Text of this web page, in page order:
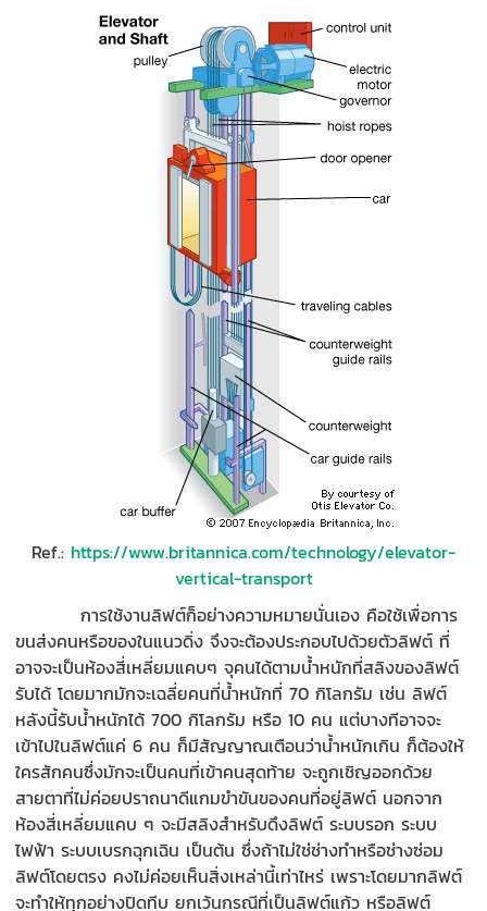
Ref.: https://www.britannica.com/technology/elevator-
vertical-transport
การใช้งานลิฟต์ก็อย่างความหมายนั่นเอง คือใช้เพื่อการ
ขนส่งคนหรือของในแนวดิ่ง จึงจะต้องประกอบไปด้วยตัวลิฟต์ ที่
อาจจะเป็นห้องสี่เหลี่ยมแคบๆ จุคนได้ตามน้ำหนักที่สลิงของลิฟต์
รับได้ โดยมากมักจะเฉลี่ยคนที่น้ำหนักที่ 70 กิโลกรัม เช่น ลิฟต์
หลังนี้รับน้ำหนักได้ 700 กิโลกรัม หรือ 10 คน แต่บางทีอาจจะ
เข้าไปในลิฟต์แค่ 6 คน ก็มีสัญญาณเตือนว่าน้ำหนักเกิน ก็ต้องให้
ใครสักคนซึ่งมักจะเป็นคนที่เข้าคนสุดท้าย จะถูกเชิญออกด้วย
สายตาที่ไม่ค่อยปราถนาดีแกมขำขันของคนที่อยู่ลิฟต์ นอกจาก
ห้องสี่เหลี่ยมแคบ ๆ จะมีสลิงสำหรับดึงลิฟต์ ระบบรอก ระบบ
ไฟฟ้า ระบบเบรกฉุกเฉิน เป็นต้น ซึ่งถ้าไม่ใช่ช่างทำหรือช่างซ่อม
ลิฟต์โดยตรง คงไม่ค่อยเห็นสิ่งเหล่านี้เท่าไหร่ เพราะโดยมากลิฟต์
จะทำให้ทุกอย่างปิดทีบ ยกเว้นกรณีที่เป็นลิฟต์แก้ว หรือลิฟต์